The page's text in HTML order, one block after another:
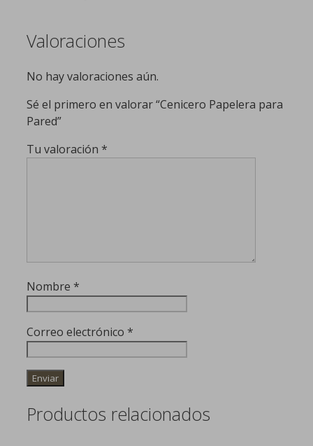
Valoraciones
No hay valoraciones aún.
Sé el primero en valorar “Cenicero Papelera para
Pared”
Tu valoración *
Nombre *
Correo electrónico *
Productos relacionados